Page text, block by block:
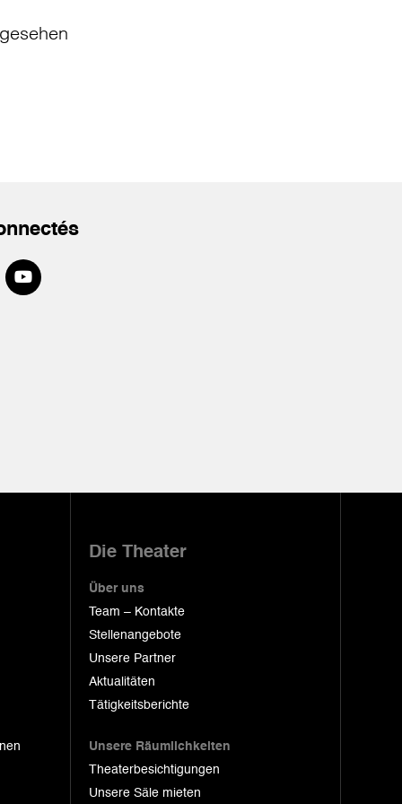
Die Theater
Über uns
Team – Kontakte
Stellenangebote
Unsere Partner
Aktualitäten
Tätigkeitsberichte
Unsere Räumlichkeiten
Theaterbesichtigungen
Unsere Säle mieten